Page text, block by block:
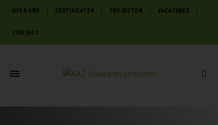
OVER ONS CERTIFICATEN PROJECTEN VACATURES
CONTACT